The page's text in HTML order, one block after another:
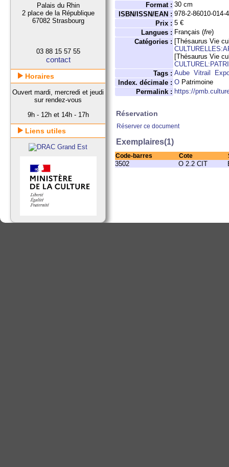
Format : 30 cm
ISBN/ISSN/EAN : 978-2-86010-014-4
Prix : 5 €
Langues : Français (fre)
Catégories : [Thésaurus Vie
[Thésaurus Vie
Tags : Aube Vitrail
Index. décimale : O Patrimoine
Permalink : https://
Réservation
Réserver ce document
Exemplaires(1)
Code-barres Cote
3502 O 2.2 CIT
Palais du Rhin
2 place de la République
67082 Strasbourg
03 88 15 57 55
contact
Horaires
Ouvert mardi, mercredi et jeudi
sur rendez-vous
9h - 12h et 14h - 17h
Liens utiles